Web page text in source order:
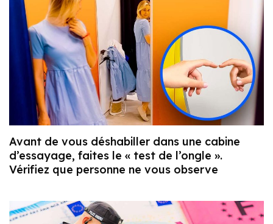
Avant de vous déshabiller dans une cabine
d’essayage, faites le « test de l’ongle ».
Vérifiez que personne ne vous observe